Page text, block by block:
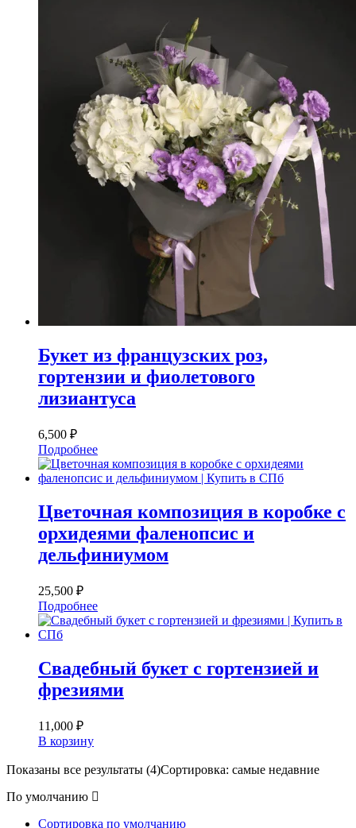
Букет из французских роз,
гортензии и фиолетового
лизиантуса
6,500 ₽
Подробнее
Цветочная композиция в коробке с
орхидеями фаленопсис и
дельфиниумом
25,500 ₽
Подробнее
Свадебный букет с гортензией и
фрезиями
11,000 ₽
В корзину
Показаны все результаты (4)Сортировка: самые недавние
По умолчанию
Сортировка по умолчанию